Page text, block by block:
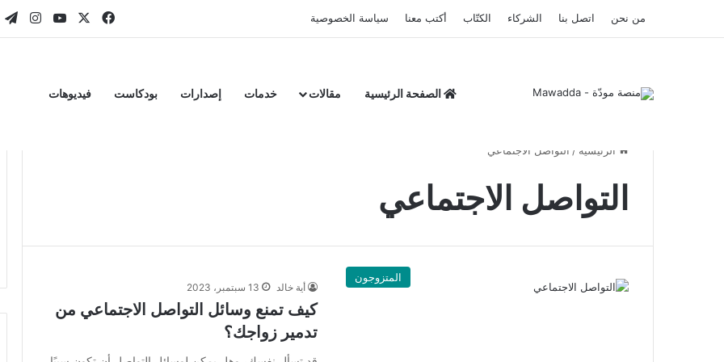
من نحن اتصل بنا الشركاء الكتّاب أكتب معنا سياسة الخصوصية فيسبوك ‫YouTube
الصفحة الرئيسية مقالات خدمات إصدارات بودكاست فيديوهات
الرئيسية / التواصل الاجتماعي
التواصل الاجتماعي
المتزوجون
أية خالد 13 سبتمبر، 2023
كيف تمنع وسائل التواصل الاجتماعي من
تدمير زواجك؟